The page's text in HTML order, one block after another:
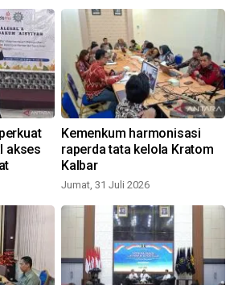
akses
Kemenkum harmonisasi
raperda tata kelola Kratom
Kalbar
Jumat, 31 Juli 2026